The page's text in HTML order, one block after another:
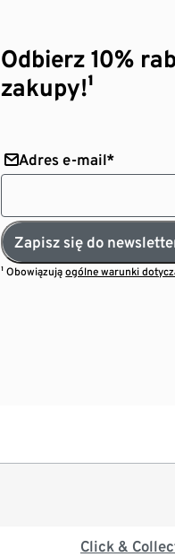
Odbierz 10%
zakupy!¹
Adres e-mail*
Zapisz się do
¹ Obowiązująogólne warunki
Click &